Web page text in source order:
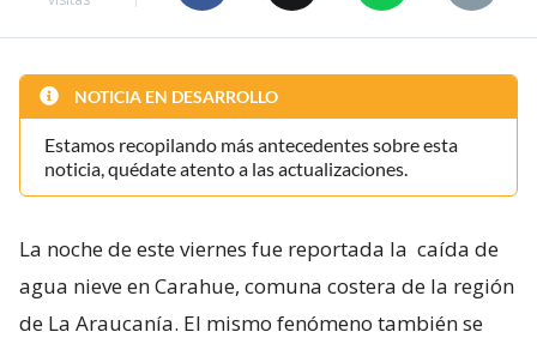
NOTICIA EN DESARROLLO
Estamos recopilando más antecedentes sobre esta
noticia, quédate atento a las actualizaciones.
La noche de este viernes fue reportada la caída de
agua nieve en Carahue, comuna costera de la región
de La Araucanía. El mismo fenómeno también se